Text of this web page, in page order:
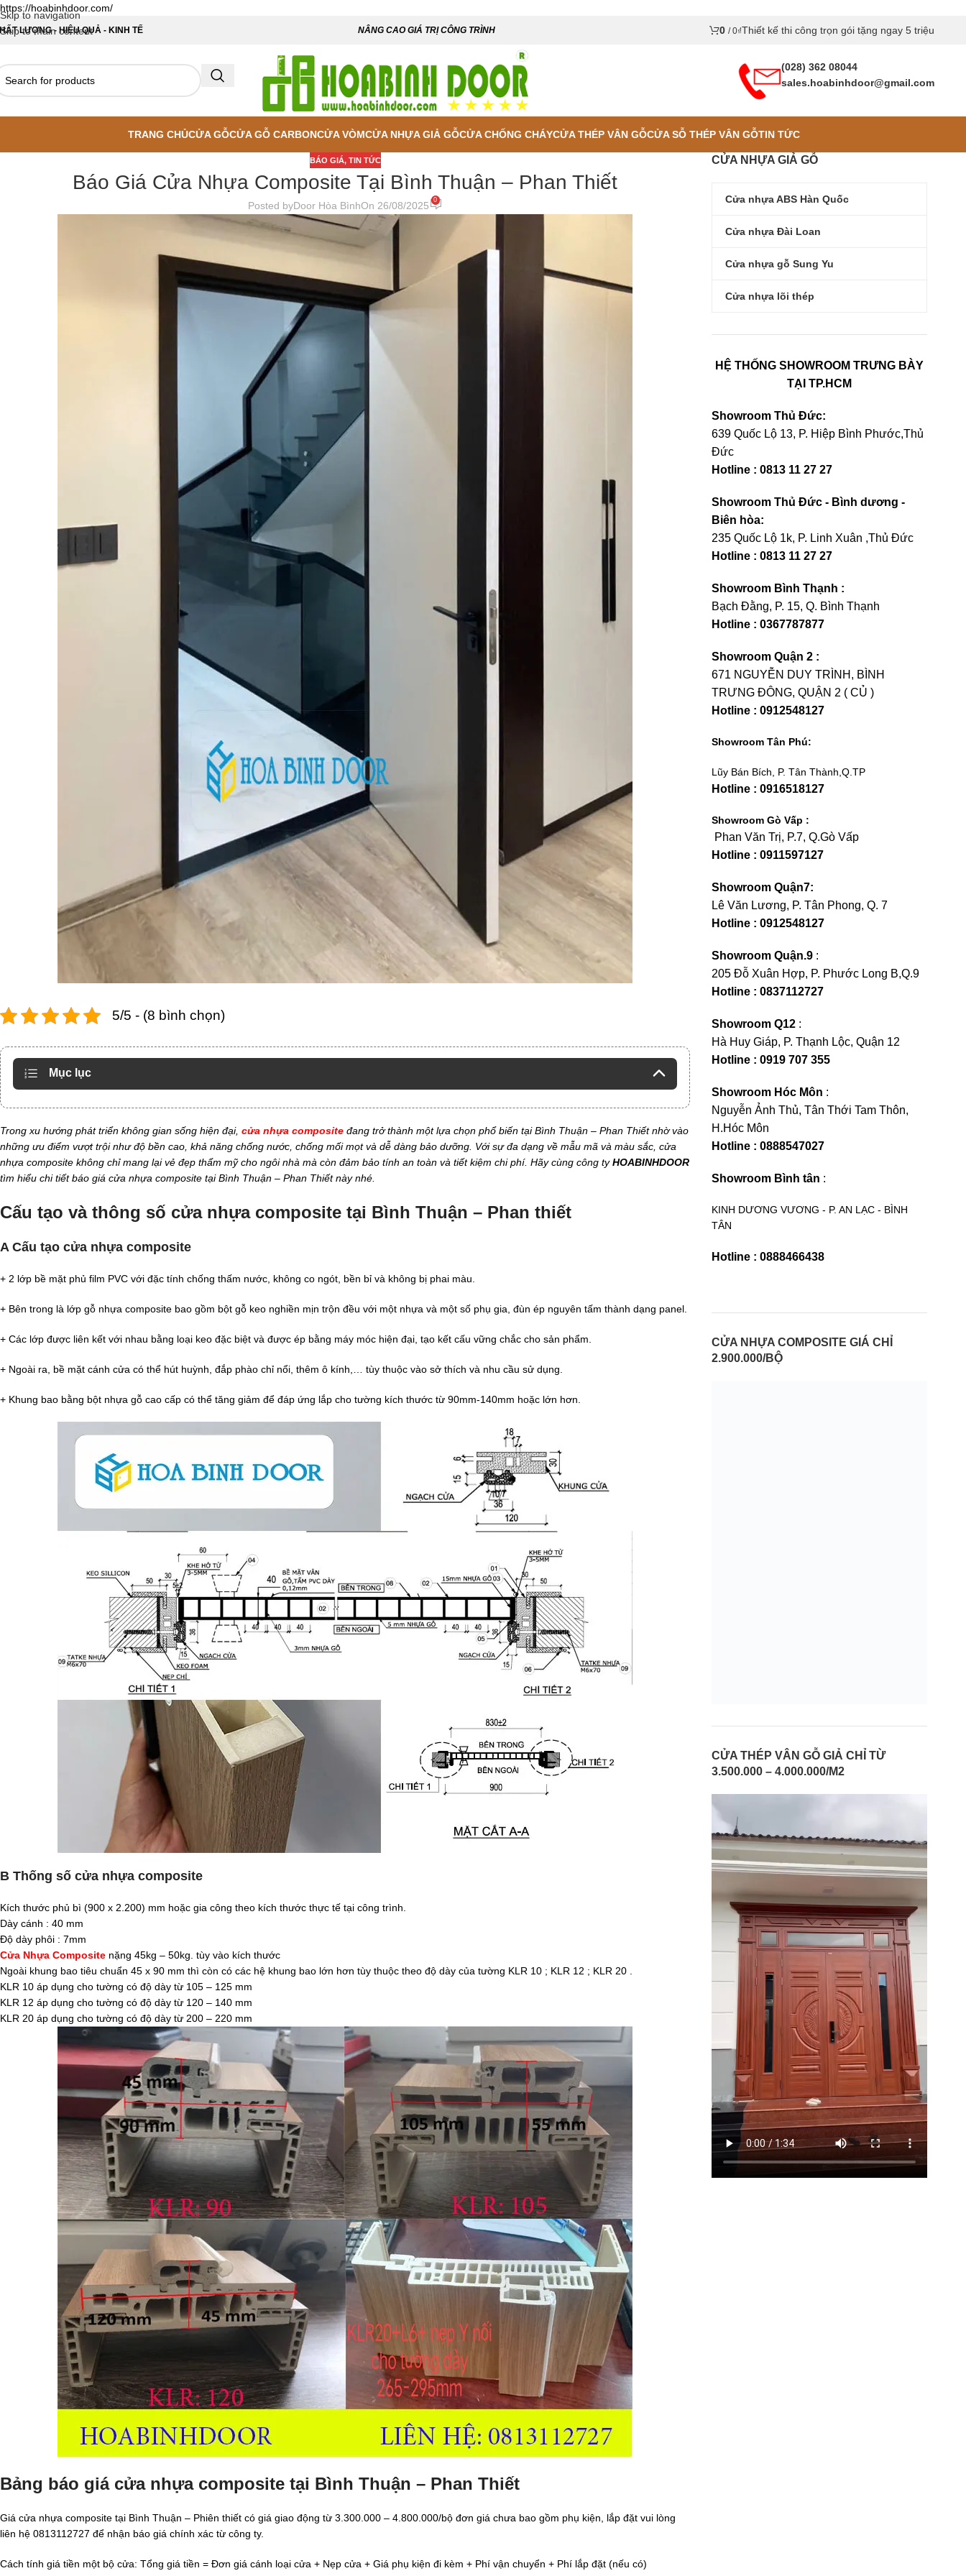
https://hoabinhdoor.com/
Skip to navigation
Skip to main content
LƯỢNG - HIỆU QUẢ - KINH TẾ NÂNG CAO GIÁ TRỊ CÔNG TRÌNH 0 / 0₫Thiết kế thi công trọn gói tặng ngay 5 triệu
(028) 362 08044
sales.hoabinhdoor@gmail.com
TRANG CHỦCỬA GỖCỬA GỖ CARBONCỬA VÒMCỬA NHỰA GIẢ GỖCỬA CHỐNG CHÁYCỬA THÉP VÂN GỖCỬA SỖ THÉP VÂN GỖTIN TỨC
BÁO GIÁ, TIN TỨC
Báo Giá Cửa Nhựa Composite Tại Bình Thuận – Phan Thiết
Posted byDoor Hòa BìnhOn 26/08/2025 0
5/5 - (8 bình chọn)
Mục lục
Trong xu hướng phát triển không gian sống hiện đại, cửa nhựa composite đang trở thành một lựa chọn phổ biến tại Bình Thuận – Phan Thiết nhờ vào
những ưu điểm vượt trội như độ bền cao, khả năng chống nước, chống mối mọt và dễ dàng bảo dưỡng. Với sự đa dạng về mẫu mã và màu sắc, cửa
nhựa composite không chỉ mang lại vẻ đẹp thẩm mỹ cho ngôi nhà mà còn đảm bảo tính an toàn và tiết kiệm chi phí. Hãy cùng công tyHOABINHDOOR
tìm hiểu chi tiết báo giá cửa nhựa composite tại Bình Thuận – Phan Thiết này nhé.
Cấu tạo và thông số cửa nhựa composite tại Bình Thuận – Phan thiết
A Cấu tạo cửa nhựa composite
+ 2 lớp bề mặt phủ film PVC với đặc tính chống thấm nước, không co ngót, bền bỉ và không bị phai màu.
+ Bên trong là lớp gỗ nhựa composite bao gồm bột gỗ keo nghiền mịn trộn đều với một nhựa và một số phụ gia, đùn ép nguyên tấm thành dạng panel.
+ Các lớp được liên kết với nhau bằng loại keo đặc biệt và được ép bằng máy móc hiện đại, tạo kết cấu vững chắc cho sản phẩm.
+ Ngoài ra, bề mặt cánh cửa có thể hút huỳnh, đắp phào chỉ nổi, thêm ô kính,… tùy thuộc vào sở thích và nhu cầu sử dụng.
+ Khung bao bằng bột nhựa gỗ cao cấp có thể tăng giảm để đáp ứng lắp cho tường kích thước từ 90mm-140mm hoặc lớn hơn.
B Thống số cửa nhựa composite
Kích thước phủ bì (900 x 2.200) mm hoặc gia công theo kích thước thực tế tại công trình.
Dày cánh : 40 mm
Độ dày phôi : 7mm
Cửa Nhựa Composite nặng 45kg – 50kg. tùy vào kích thước
Ngoài khung bao tiêu chuẩn 45 x 90 mm thì còn có các hệ khung bao lớn hơn tùy thuộc theo độ dày của tường KLR 10 ; KLR 12 ; KLR 20 .
KLR 10 áp dụng cho tường có độ dày từ 105 – 125 mm
KLR 12 áp dụng cho tường có độ dày từ 120 – 140 mm
KLR 20 áp dụng cho tường có độ dày từ 200 – 220 mm
Bảng báo giá cửa nhựa composite tại Bình Thuận – Phan Thiết
Giá cửa nhựa composite tại Bình Thuận – Phiên thiết có giá giao động từ 3.300.000 – 4.800.000/bộ đơn giá chưa bao gồm phụ kiện, lắp đặt vui lòng
liên hệ 0813112727 để nhận báo giá chính xác từ công ty.
Cách tính giá tiền một bộ cửa: Tổng giá tiền = Đơn giá cánh loại cửa + Nẹp cửa + Giá phụ kiện đi kèm + Phí vận chuyển + Phí lắp đặt (nếu có)
CỬA NHỰA GIẢ GỖ
Cửa nhựa ABS Hàn Quốc
Cửa nhựa Đài Loan
Cửa nhựa gỗ Sung Yu
Cửa nhựa lõi thép
HỆ THỐNG SHOWROOM TRƯNG BÀY
TẠI TP.HCM
Showroom Thủ Đức:
639 Quốc Lộ 13, P. Hiệp Bình Phước,Thủ
Đức
Hotline : 0813 11 27 27
Showroom Thủ Đức - Bình dương -
Biên hòa:
235 Quốc Lộ 1k, P. Linh Xuân ,Thủ Đức
Hotline : 0813 11 27 27
Showroom Bình Thạnh :
Bạch Đằng, P. 15, Q. Bình Thạnh
Hotline : 0367787877
Showroom Quận 2 :
671 NGUYỄN DUY TRÌNH, BÌNH
TRƯNG ĐÔNG, QUẬN 2 ( CỦ )
Hotline : 0912548127
Showroom Tân Phú:
Lũy Bán Bích, P. Tân Thành,Q.TP
Hotline : 0916518127
Showroom Gò Vấp :
Phan Văn Trị, P.7, Q.Gò Vấp
Hotline : 0911597127
Showroom Quận7:
Lê Văn Lương, P. Tân Phong, Q. 7
Hotline : 0912548127
Showroom Quận.9 :
205 Đỗ Xuân Hợp, P. Phước Long B,Q.9
Hotline : 0837112727
Showroom Q12 :
Hà Huy Giáp, P. Thạnh Lộc, Quận 12
Hotline : 0919 707 355
Showroom Hóc Môn :
Nguyễn Ảnh Thủ, Tân Thới Tam Thôn,
H.Hóc Môn
Hotline : 0888547027
Showroom Bình tân :
KINH DƯƠNG VƯƠNG - P. AN LẠC - BÌNH
TÂN
Hotline : 0888466438
CỬA NHỰA COMPOSITE GIÁ CHỈ
2.900.000/BỘ
CỬA THÉP VÂN GỖ GIẢ CHỈ TỪ
3.500.000 – 4.000.000/M2